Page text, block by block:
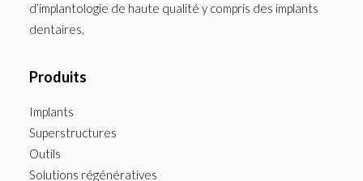
d’implantologie de haute qualité y compris des implants
dentaires.
Produits
Implants
Superstructures
Outils
Solutions régénératives